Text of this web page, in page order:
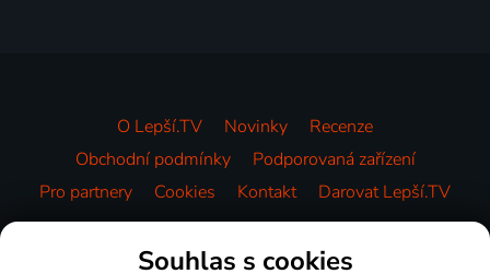
O Lepší.TV Novinky
Recenze
Obchodní podmínky
Podporovaná zařízení
Pro partnery
Cookies Kontakt Darovat Lepší.TV
Videotéka
Souhlas s cookies